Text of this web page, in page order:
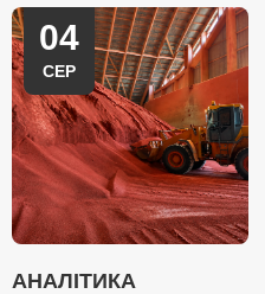
04
СЕР
АНАЛІТИКА